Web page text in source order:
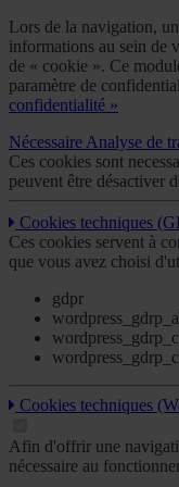
Lors de la navigation,
informations au sein de
de « cookie ». Ce
paramètre de
confidentialité »
Nécessaire Analyse de
Ces cookies sont
peuvent être désactiver
Cookies techniques
Ces cookies servent à
que vous avez choisi
gdpr
Cookies techniques
Afin d'offrir une
nécessaire au